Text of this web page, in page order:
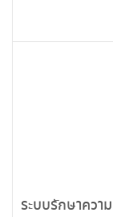
ระบบรักษาความ